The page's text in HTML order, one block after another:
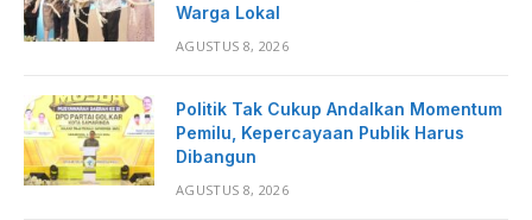
Warga Lokal
AGUSTUS 8, 2026
Politik Tak Cukup Andalkan Momentum
Pemilu, Kepercayaan Publik Harus
Dibangun
AGUSTUS 8, 2026